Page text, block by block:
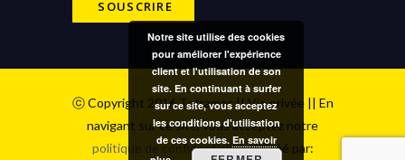
ⓒ Copyright 2016 Tetramac ||Vie privée|| En
navigant sur ce site, vous acceptez notre
politique de confidentialité.|| Créé par:
Notre site utilise des cookies
pour améliorer l'expérience
client et l'utilisation de son
site. En continuant à surfer
sur ce site, vous acceptez
les conditions d'utilisation
de ces cookies. En savoir